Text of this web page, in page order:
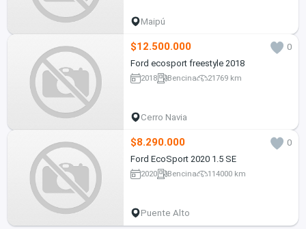
Maipú
$12.500.000
0
Ford ecosport freestyle 2018
2018 Bencina 21769 km
Cerro Navia
$8.290.000
0
Ford EcoSport 2020 1.5 SE
2020 Bencina 114000 km
Puente Alto